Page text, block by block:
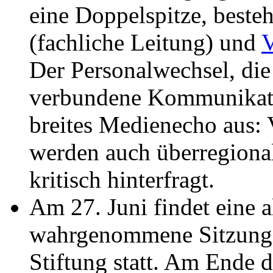
eine Doppelspitze,
(fachliche Leitung) und
Der Personalwechsel,
verbundene
breites Medienecho
werden auch
kritisch hinterfragt.
Am 27. Juni findet eine
wahrgenommene
Stiftung statt. Am Ende